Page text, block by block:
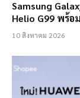
Samsung
Helio G99 พร้
10 สิงหาคม 2026